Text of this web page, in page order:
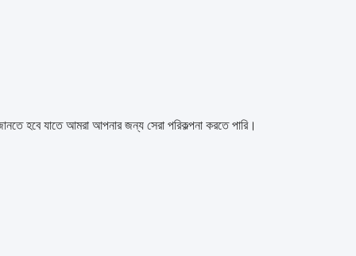
হবে যাতে আমরা আপনার জন্য সেরা পরিকল্পনা করতে পারি।